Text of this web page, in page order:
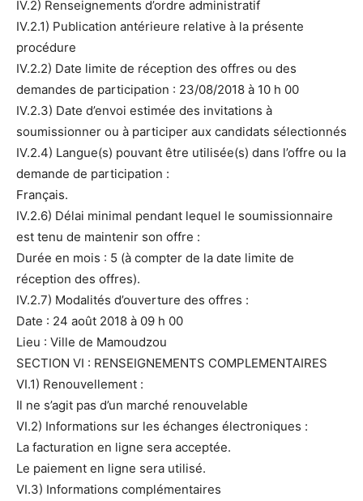
IV.2) Renseignements d’ordre administratif
IV.2.1) Publication antérieure relative à la présente
procédure
IV.2.2) Date limite de réception des offres ou des
demandes de participation : 23/08/2018 à 10 h 00
IV.2.3) Date d’envoi estimée des invitations à
soumissionner ou à participer aux candidats sélectionnés
IV.2.4) Langue(s) pouvant être utilisée(s) dans l’offre ou la
demande de participation :
Français.
IV.2.6) Délai minimal pendant lequel le soumissionnaire
est tenu de maintenir son offre :
Durée en mois : 5 (à compter de la date limite de
réception des offres).
IV.2.7) Modalités d’ouverture des offres :
Date : 24 août 2018 à 09 h 00
Lieu : Ville de Mamoudzou
SECTION VI : RENSEIGNEMENTS COMPLEMENTAIRES
VI.1) Renouvellement :
Il ne s’agit pas d’un marché renouvelable
VI.2) Informations sur les échanges électroniques :
La facturation en ligne sera acceptée.
Le paiement en ligne sera utilisé.
VI.3) Informations complémentaires